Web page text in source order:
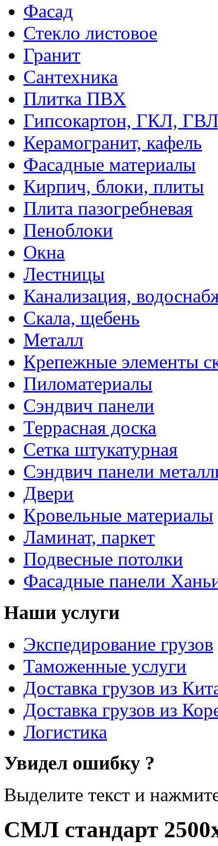
Фасад
Стекло листовое
Гранит
Сантехника
Плитка ПВХ
Гипсокартон, ГКЛ,
Керамогранит, кафель
Фасадные материалы
Кирпич, блоки, плиты
Плита пазогребневая
Пеноблоки
Окна
Лестницы
Канализация,
Скала, щебень
Металл
Крепежные элементы
Пиломатериалы
Сэндвич панели
Террасная доска
Сетка штукатурная
Сэндвич панели
Двери
Кровельные материалы
Ламинат, паркет
Подвесные потолки
Фасадные панели
Наши услуги
Экспедирование грузов
Таможенные услуги
Доставка грузов из
Доставка грузов из
Логистика
Увидел ошибку ?
Выделите текст и
СМЛ стандарт